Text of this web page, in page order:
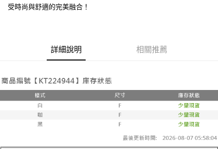
法說明評估內容。
2.透過簡訊連結打開帳單後，可選擇「超商條碼／台灣大直營門市／銀行轉
帳／街口支付／iPASS MONEY」等通路繳費。
1.本服務係由「台灣大哥大股份有限公司」（以下簡稱本公司）所提供，讓
買賣價金債權讓與本公司後，依約使用本公司帳單繳交帳款。
2.基於同意付款使用「大哥付你分期」之契約關係目的，商店將以您的個人
資料（包含姓名、電話或地址）提供予台灣大哥大進項蒐集、處理及利用，
由本公司與您本人進行分期帳單所需資料之確認、核對及更正。
２．便利：只要手機號碼，簡訊認證，即可結帳。
結帳頁面，進行簡訊認證並確認金額後，即可完成結帳。
※ 請注意：結帳手續完成當下不需立刻繳費，但若您需要取消訂單，請聯絡
購買商品的店家。未經商家同意取消之訂單仍視為有效，需透過AFTEE先享
後付繳納相關費用。
※ 交易是否成功請以「AFTEE先享後付 」之結帳頁面顯示為準，若有關於
是否繳費成功／繳費後需取消欲退款等相關疑問，請聯繫「AFTEE先享後付
客戶支援中心」
https://netprotections.freshdesk.com/support/home
付款後全家取貨
每筆NT$60，滿NT$1,600(含以上)免運費
已關閉，請勿下單
每筆NT$10,000
已關閉，請勿下單(付取)
每筆NT$10,000
受時尚與舒適的完美融合！
詳細說明 相關推薦